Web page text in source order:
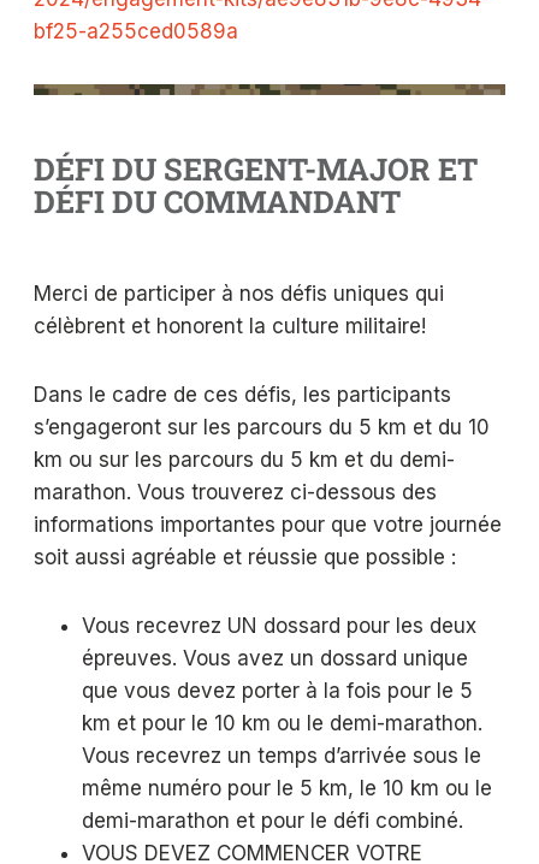
bf25-a255ced0589a
DÉFI DU SERGENT-MAJOR ET
DÉFI DU COMMANDANT
Merci de participer à nos défis uniques qui
célèbrent et honorent la culture militaire!
Dans le cadre de ces défis, les participants
s’engageront sur les parcours du 5 km et du 10
km ou sur les parcours du 5 km et du demi-
marathon. Vous trouverez ci-dessous des
informations importantes pour que votre journée
soit aussi agréable et réussie que possible :
Vous recevrez UN dossard pour les deux
épreuves. Vous avez un dossard unique
que vous devez porter à la fois pour le 5
km et pour le 10 km ou le demi-marathon.
Vous recevrez un temps d’arrivée sous le
même numéro pour le 5 km, le 10 km ou le
demi-marathon et pour le défi combiné.
VOUS DEVEZ COMMENCER VOTRE